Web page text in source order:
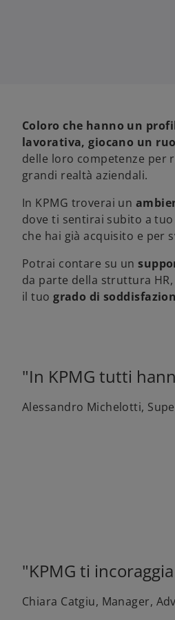
Coloro che hanno un
lavorativa, giocano un
delle loro competenze per
grandi realtà aziendali.
In KPMG troverai un
dove ti sentirai subito a
che hai già acquisito e per
Potrai contare su un
da parte della struttura
il tuo grado di
"In KPMG tutti
Alessandro Michelotti,
"KPMG ti
Chiara Catgiu, Manager,